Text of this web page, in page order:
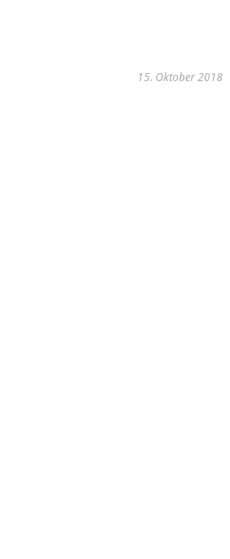
15. Oktober 2018